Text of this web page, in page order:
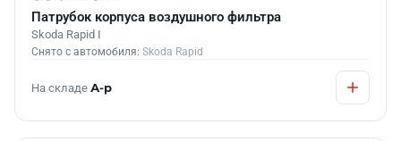
Патрубок корпуса воздушного фильтра
Skoda Rapid I
Снято с автомобиля: Skoda Rapid
На складе А-р